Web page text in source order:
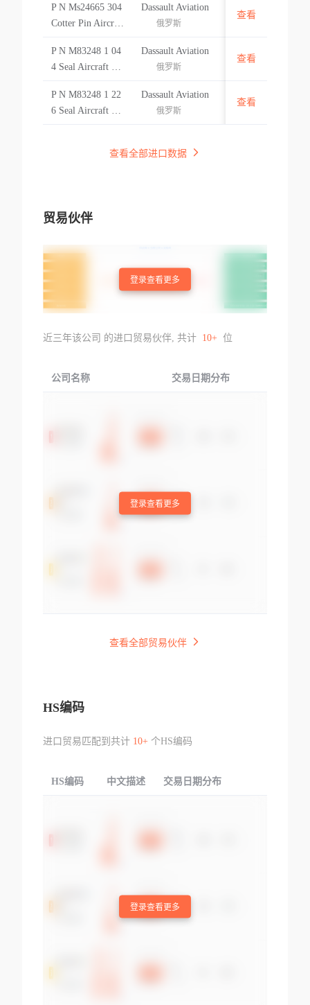
46 Cotter Pin Airc
raft Part
P N Ms24665 304
Cotter Pin Aircraft
304 Cotter Pin Air
craft Part
Dassault Aviation
俄罗斯
美国
查看
P N M83248 1 04
4 Seal Aircraft Par
44 Seal Aircraft P
art
Dassault Aviation
俄罗斯
美国
查看
P N M83248 1 22
6 Seal Aircraft Par
Dassault Aviation
俄罗斯
美国
查看
查看全部进口数据
贸易伙伴
登录查看更多
近三年该公司 的进口贸易伙伴, 共计 10+ 位
公司名称 交易日期分布
登录查看更多
查看全部贸易伙伴
HS编码
进口贸易匹配到共计 10+个HS编码
HS编码 中文描述 交易日期分布
登录查看更多